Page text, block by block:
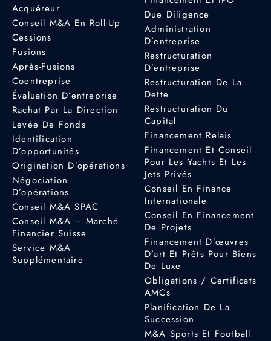
Acquéreur
Conseil M&A En Roll-Up
Cessions
Fusions
Après-Fusions
Coentreprise
Évaluation D’entreprise
Rachat Par La Direction
Levée De Fonds
Identification
D’opportunités
Origination D’opérations
Négociation
D’opérations
Conseil M&A SPAC
Conseil M&A – Marché
Financier Suisse
Service M&A
Supplémentaire
Due Diligence
Administration
D’entreprise
Restructuration
D’entreprise
Restructuration De La
Dette
Restructuration Du
Capital
Financement Relais
Financement Et Conseil
Pour Les Yachts Et Les
Jets Privés
Conseil En Finance
Internationale
Conseil En Financement
De Projets
Financement D’œuvres
D’art Et Prêts Pour Biens
De Luxe
Obligations / Certificats
AMCs
Planification De La
Succession
M&A Sports Et Football